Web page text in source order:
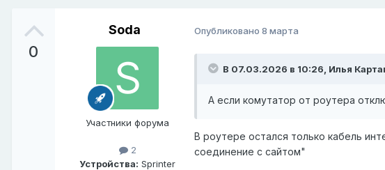
0
Soda
Участники форума
2
Устройства: Sprinter
Опубликовано 8 марта
В 07.03.2026 в 10:26, Илья
А если комутатор от роутера
В роутере остался только кабель
соединение с сайтом"